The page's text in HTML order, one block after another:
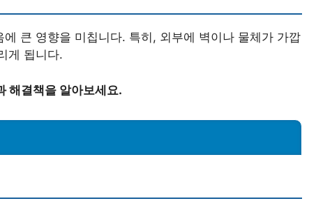
큰 영향을 미칩니다. 특히, 외부에 벽이나 물체가 가깝
게 됩니다.
해결책을 알아보세요.